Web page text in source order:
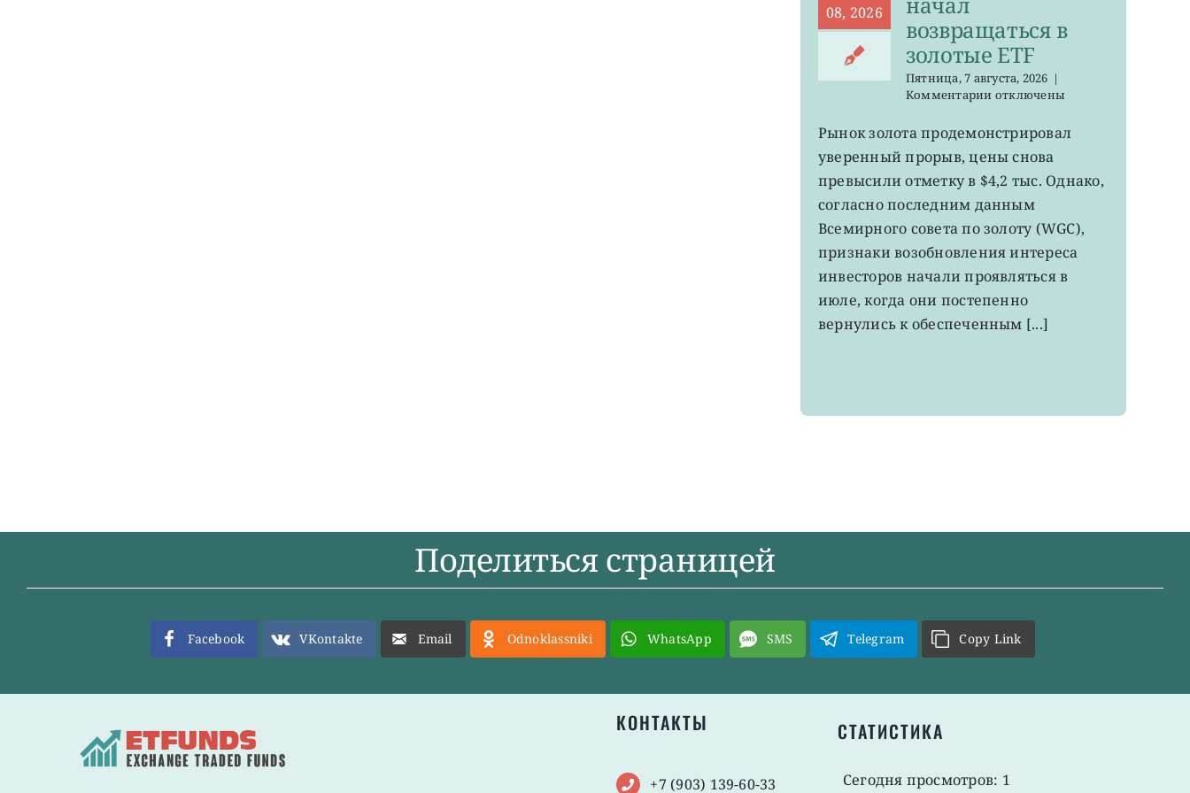
08, 2026
возвращаться в
золотые ETF
Пятница, 7 августа, 2026 |
Комментариик
GLD,
GDX:
деньги
начал
в
золотые
отключены
Рынок золота продемонстрировал
уверенный прорыв, цены снова
превысили отметку в $4,2 тыс. Однако,
согласно последним данным
Всемирного совета по золоту (WGC),
признаки возобновления интереса
инвесторов начали проявляться в
июле, когда они постепенно
вернулись к обеспеченным [...]
Поделиться страницей
Facebook VKontakte Email Odnoklassniki WhatsApp SMS Telegram Copy Link
КОНТАКТЫ
+7 (903) 139-60-33
СТАТИСТИКА
Сегодня просмотров: 1